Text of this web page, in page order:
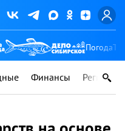
Погода
Финансы Регионы